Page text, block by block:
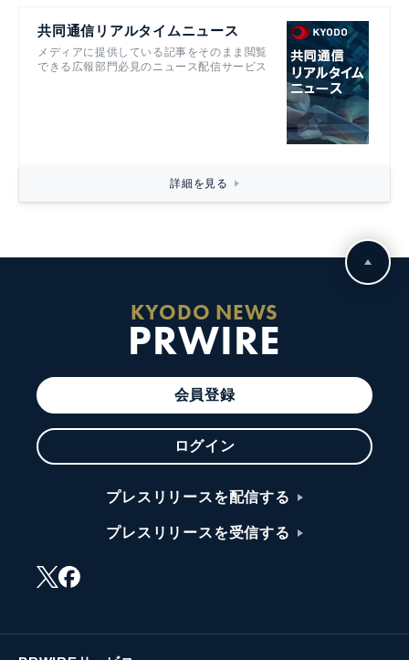
共同通信リアルタイムニュース
メディアに提供している記事をそのまま閲覧
できる広報部門必見のニュース配信サービス
詳細を見る
KYODO NEWS
PRWIRE
会員登録
ログイン
プレスリリースを配信する
プレスリリースを受信する